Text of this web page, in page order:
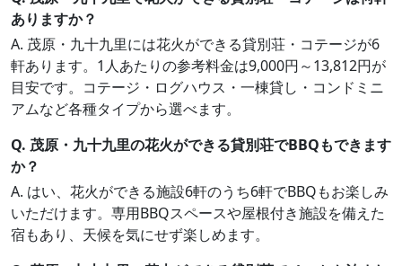
ありますか？
A. 茂原・九十九里には花火ができる貸別荘・コテージが6
軒あります。1人あたりの参考料金は9,000円～13,812円が
目安です。コテージ・ログハウス・一棟貸し・コンドミニ
アムなど各種タイプから選べます。
Q. 茂原・九十九里の花火ができる貸別荘でBBQもできます
か？
A. はい、花火ができる施設6軒のうち6軒でBBQもお楽しみ
いただけます。専用BBQスペースや屋根付き施設を備えた
宿もあり、天候を気にせず楽しめます。